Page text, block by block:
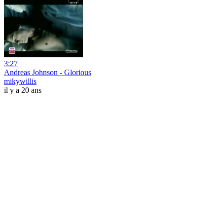
3:27
Andreas Johnson - Glorious
mikywillis
il y a 20 ans